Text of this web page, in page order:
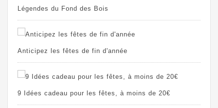
Légendes du Fond des Bois
Anticipez les fêtes de fin d'année
9 Idées cadeau pour les fêtes, à moins de 20€